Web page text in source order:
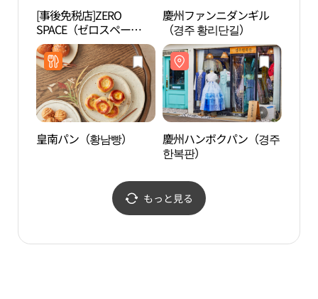
[事後免税店]ZERO
SPACE（ゼロスペー
ス）・キョンジュ（慶
州）(제로스페이스 경주)
慶州ファンニダンギル
（경주 황리단길）
皇南パン（황남빵）
慶州ハンボクパン（경주
한복판）
もっと見る